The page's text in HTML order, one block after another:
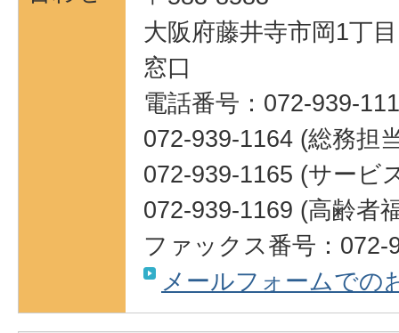
大阪府藤井寺市岡1丁
窓口
電話番号：072-939-
072-939-1164 (総務担
072-939-1165 (サービ
072-939-1169 (高齢者
ファックス番号：072-
メールフォームでの